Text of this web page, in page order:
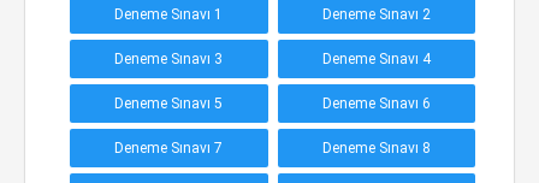
Deneme Sınavı 1 Deneme Sınavı 2
Deneme Sınavı 3 Deneme Sınavı 4
Deneme Sınavı 5 Deneme Sınavı 6
Deneme Sınavı 7 Deneme Sınavı 8